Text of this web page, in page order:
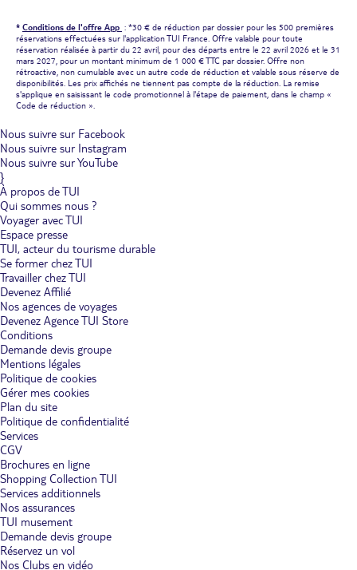
* Conditions de l'offre App : *30 € de réduction par dossier pour les 500 premières
réservations effectuées sur l'application TUI France. Offre valable pour toute
réservation réalisée à partir du 22 avril, pour des départs entre le 22 avril 2026 et le 31
mars 2027, pour un montant minimum de 1 000 € TTC par dossier. Offre non
rétroactive, non cumulable avec un autre code de réduction et valable sous réserve de
disponibilités. Les prix affichés ne tiennent pas compte de la réduction. La remise
s'applique en saisissant le code promotionnel à l'étape de paiement, dans le champ «
Code de réduction ».
Nous suivre sur Facebook
Nous suivre sur Instagram
Nous suivre sur YouTube
}
À propos de TUI
Qui sommes nous ?
Voyager avec TUI
Espace presse
TUI, acteur du tourisme durable
Se former chez TUI
Travailler chez TUI
Devenez Affilié
Nos agences de voyages
Devenez Agence TUI Store
Conditions
Demande devis groupe
Mentions légales
Politique de cookies
Gérer mes cookies
Plan du site
Politique de confidentialité
Services
CGV
Brochures en ligne
Shopping Collection TUI
Services additionnels
Nos assurances
TUI musement
Demande devis groupe
Réservez un vol
Nos Clubs en vidéo